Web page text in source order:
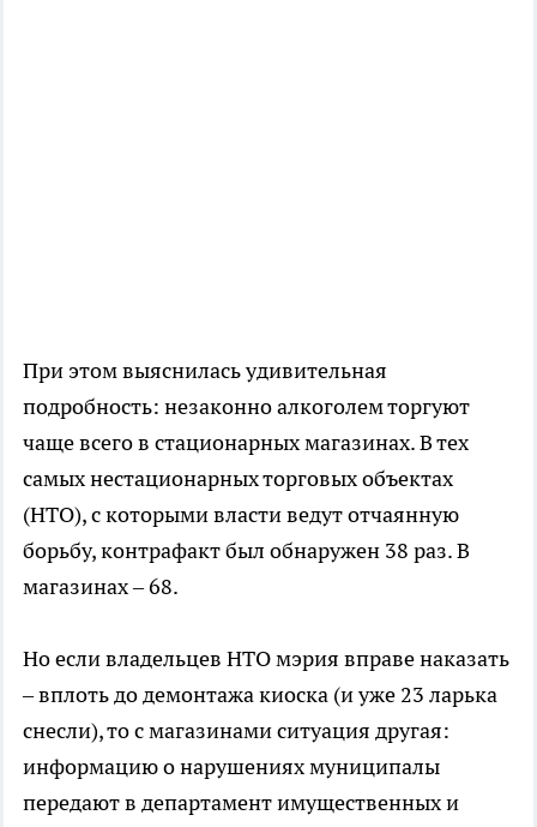
При этом выяснилась удивительная
подробность: незаконно алкоголем торгуют
чаще всего в стационарных магазинах. В тех
самых нестационарных торговых объектах
(НТО), с которыми власти ведут отчаянную
борьбу, контрафакт был обнаружен 38 раз. В
магазинах – 68.
Но если владельцев НТО мэрия вправе наказать
– вплоть до демонтажа киоска (и уже 23 ларька
снесли), то с магазинами ситуация другая:
информацию о нарушениях муниципалы
передают в департамент имущественных и